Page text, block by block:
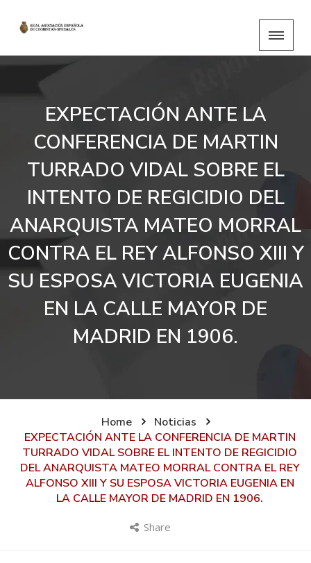
EXPECTACIÓN ANTE LA
CONFERENCIA DE MARTIN
TURRADO VIDAL SOBRE EL
INTENTO DE REGICIDIO DEL
ANARQUISTA MATEO MORRAL
CONTRA EL REY ALFONSO XIII Y
SU ESPOSA VICTORIA EUGENIA
EN LA CALLE MAYOR DE
MADRID EN 1906.
Home
Noticias
EXPECTACIÓN ANTE LA CONFERENCIA DE MARTIN
TURRADO VIDAL SOBRE EL INTENTO DE REGICIDIO
DEL ANARQUISTA MATEO MORRAL CONTRA EL REY
ALFONSO XIII Y SU ESPOSA VICTORIA EUGENIA EN
LA CALLE MAYOR DE MADRID EN 1906.
Share